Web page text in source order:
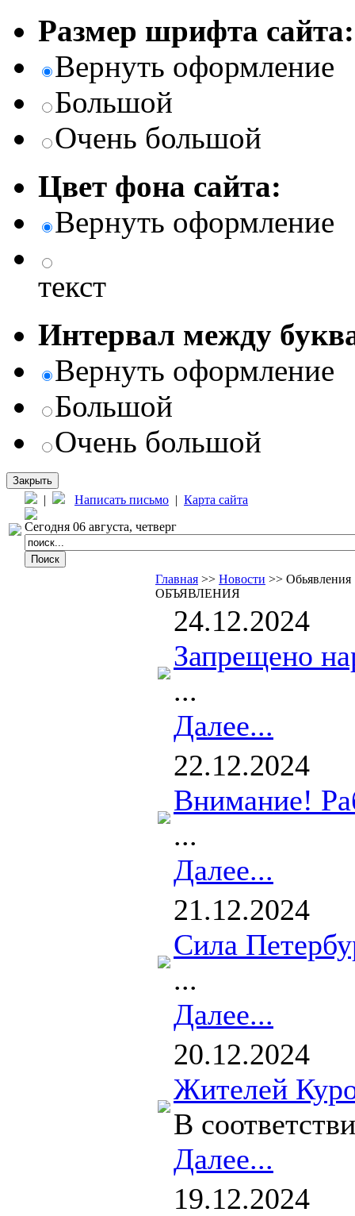
Размер шрифта сайта:
Вернуть оформление
Большой
Очень большой
Цвет фона сайта:
Вернуть оформление
текст
Интервал между
Вернуть оформление
Большой
Очень большой
Закрыть
| Написать письмо | Карта сайта
Сегодня 06 августа, четверг
Главная >> Новости >> Обьявления
ОБЪЯВЛЕНИЯ
24.12.2024
Запрещено
...
Далее...
22.12.2024
Внимание!
...
Далее...
21.12.2024
Сила
...
Далее...
20.12.2024
Жителей
В
Далее...
19.12.2024